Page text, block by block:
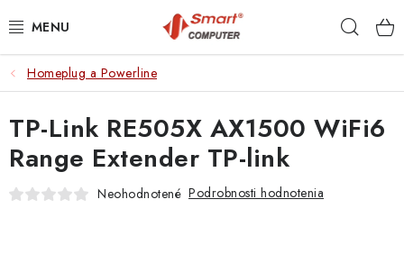
na
NOTEBOOKY
MOBILNÉ ZARIADENIA
PC A KOMPONENTY
Homeplug a Powerline
TP-Link RE505X AX1500 WiFi6
Range Extender TP-link
Neohodnotené Podrobnosti hodnotenia